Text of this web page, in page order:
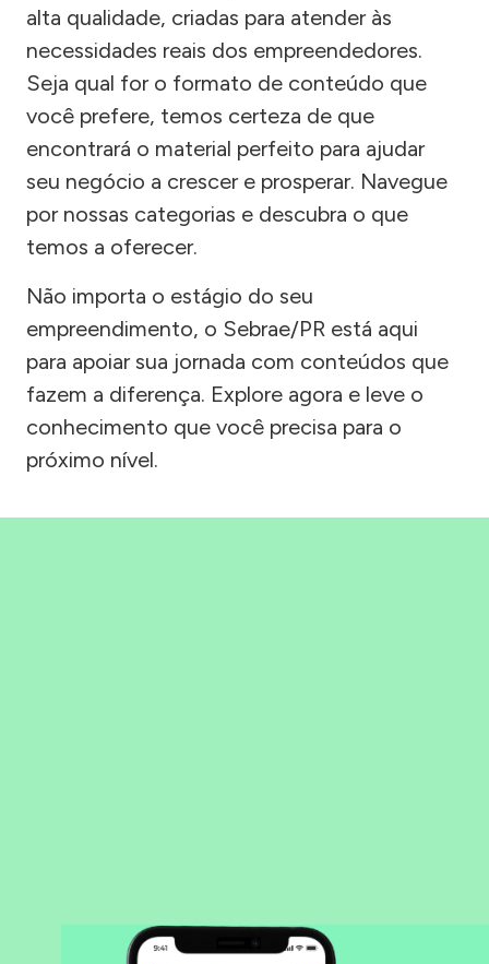
alta qualidade, criadas para atender às
necessidades reais dos empreendedores.
Seja qual for o formato de conteúdo que
você prefere, temos certeza de que
encontrará o material perfeito para ajudar
seu negócio a crescer e prosperar. Navegue
por nossas categorias e descubra o que
temos a oferecer.
Não importa o estágio do seu
empreendimento, o Sebrae/PR está aqui
para apoiar sua jornada com conteúdos que
fazem a diferença. Explore agora e leve o
conhecimento que você precisa para o
próximo nível.